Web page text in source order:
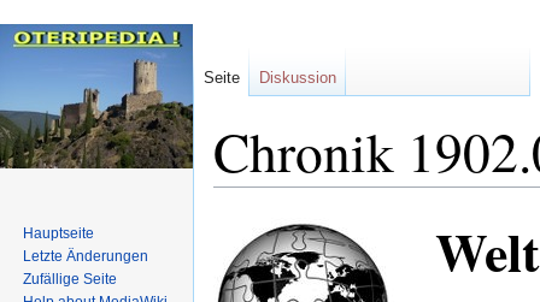
Chronik
Navigation
springen
Suche
springen
Seite Diskussion
Hauptseite
Letzte Änderungen
Zufällige Seite